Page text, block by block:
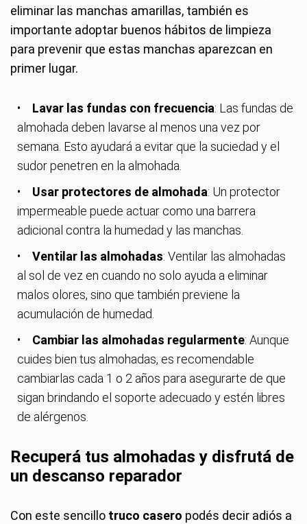
eliminar las manchas amarillas, también es
importante adoptar buenos hábitos de limpieza
para prevenir que estas manchas aparezcan en
primer lugar.
Lavar las fundas con frecuencia: Las fundas de
almohada deben lavarse al menos una vez por
semana. Esto ayudará a evitar que la suciedad y el
sudor penetren en la almohada.
Usar protectores de almohada: Un protector
impermeable puede actuar como una barrera
adicional contra la humedad y las manchas.
Ventilar las almohadas: Ventilar las almohadas
al sol de vez en cuando no solo ayuda a eliminar
malos olores, sino que también previene la
acumulación de humedad.
Cambiar las almohadas regularmente: Aunque
cuides bien tus almohadas, es recomendable
cambiarlas cada 1 o 2 años para asegurarte de que
sigan brindando el soporte adecuado y estén libres
de alérgenos.
Recuperá tus almohadas y disfrutá de
un descanso reparador
Con este sencillo truco casero podés decir adiós a